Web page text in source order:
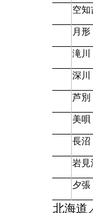
空知
月形
滝川
深川
芦別
美唄
長沼
岩見
夕張
北海道